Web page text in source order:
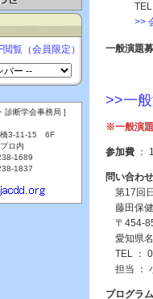
覧（会員限定）
診断学会事務局 ]
3-11-15 6F
ロ内
1689
1837
>>
一般演題
>>一
※一般演題
参加費：
問い合わ
第17回
藤田保
〒454-
愛知県
TEL ：
担当 ：
プログラム